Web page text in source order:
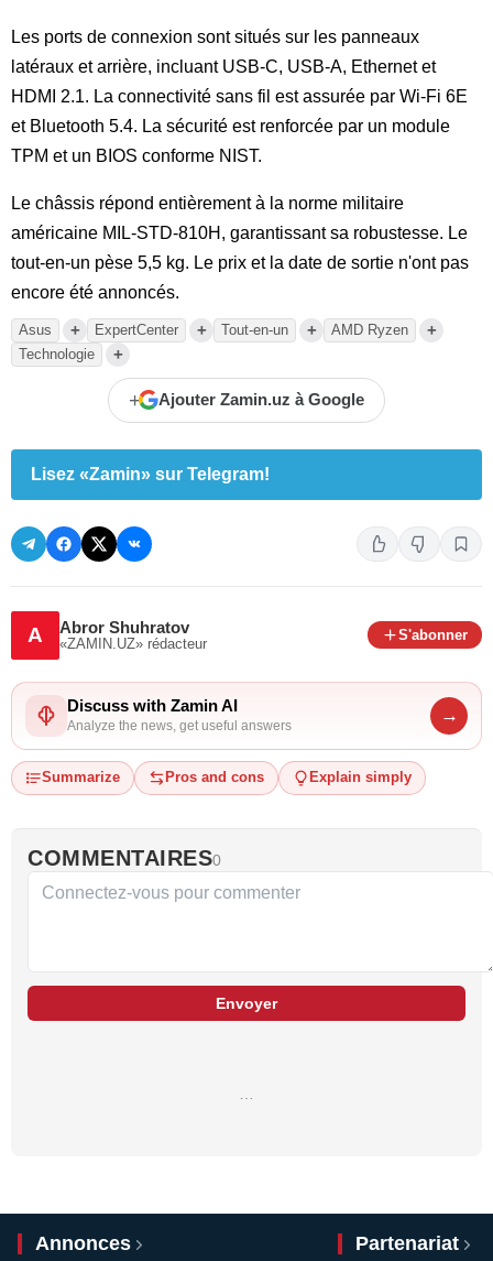
Les ports de connexion sont situés sur les panneaux
latéraux et arrière, incluant USB-C, USB-A, Ethernet et
HDMI 2.1. La connectivité sans fil est assurée par Wi-Fi 6E
et Bluetooth 5.4. La sécurité est renforcée par un module
TPM et un BIOS conforme NIST.
Le châssis répond entièrement à la norme militaire
américaine MIL-STD-810H, garantissant sa robustesse. Le
tout-en-un pèse 5,5 kg. Le prix et la date de sortie n'ont pas
encore été annoncés.
Asus + ExpertCenter + Tout-en-un + AMD Ryzen +
Technologie +
+ Ajouter Zamin.uz à Google
Lisez «Zamin» sur Telegram!
A Abror Shuhratov
«ZAMIN.UZ» rédacteur
S'abonner
Discuss with Zamin AI
Analyze the news, get useful answers
→
Summarize Pros and cons Explain simply
COMMENTAIRES0
Envoyer
Annonces Partenariat